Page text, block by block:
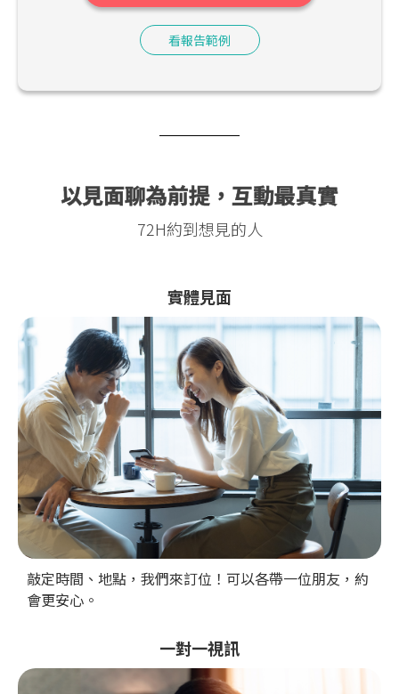
看報告範例
以見面聊為前提，互動最真實
72H約到想見的人
實體見面
敲定時間、地點，我們來訂位！可以各帶一位朋友，約
會更安心。
一對一視訊